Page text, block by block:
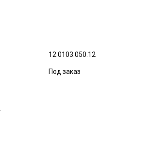
12.0103.050.12
Под заказ